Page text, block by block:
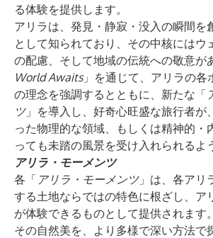
る体験を提供します。
アリラは、発見・静寂・没入の瞬間を
として知られており、その中核にはウ
の配慮、そして地域の伝統への敬意が
World Awaits」を通じて、アリラの各
の理念を強調するとともに、新たな「
ツ」を導入し、好奇心旺盛な旅行者が
った物理的な領域、もしくは精神的・
っても未踏の風景を受け入れられるよ
アリラ・モーメンツ
各「 アリラ・モーメンツ」は、各アリ
する土地ならではの特色に根ざし、ア
が体験できるものとして提供されます
その自然美を、より多様で深い方法で